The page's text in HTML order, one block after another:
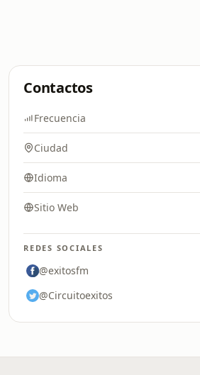
Contactos
Frecuencia
Ciudad
Idioma
Sitio Web
REDES SOCIALES
@exitosfm
@Circuitoexitos